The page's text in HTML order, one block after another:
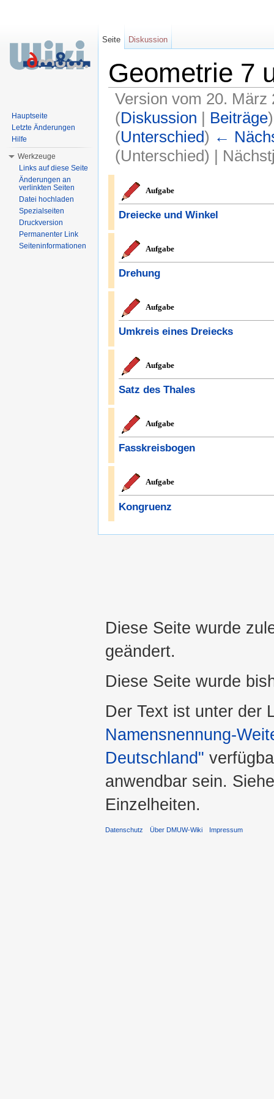
Geometrie 7
Version vom 20.
(Diskussion | Beiträge)
(Unterschied) ←
(Unterschied) |
Aufgabe
Dreiecke und Winkel
Aufgabe
Drehung
Aufgabe
Umkreis eines Dreiecks
Aufgabe
Satz des Thales
Aufgabe
Fasskreisbogen
Aufgabe
Kongruenz
Seite Diskussion
Hauptseite
Letzte Änderungen
Hilfe
Werkzeuge
Links auf diese Seite
Änderungen an
verlinkten Seiten
Datei hochladen
Spezialseiten
Druckversion
Permanenter Link
Seiteninformationen
Diese Seite wurde
geändert.
Diese Seite wurde
Der Text ist unter der
Namensnennung-
Deutschland"
anwendbar sein.
Einzelheiten.
Datenschutz Über DMUW-Wiki Impressum